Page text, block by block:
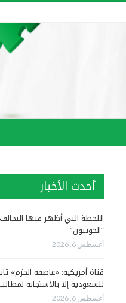
أحدث الأخبار
اللحظة التي أظهر فيها
“الحوثيون”
أغسطس 6, 2026
قناة أمريكية: «عاصفة الحزم»
للسعودية إلا بالاستجابة
أغسطس 6, 2026